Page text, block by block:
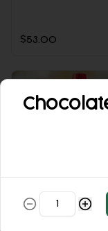
$53.00
COCA-COLA
CLÁSICA 400